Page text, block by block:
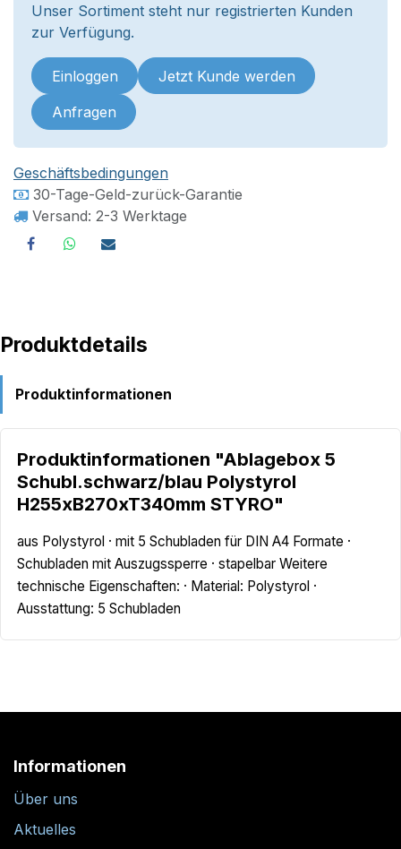
Unser Sortiment steht nur registrierten Kunden
zur Verfügung.
Einloggen Jetzt Kunde werden
Anfragen
Geschäftsbedingungen
30-Tage-Geld-zurück-Garantie
Versand: 2-3 Werktage
Produktdetails
Produktinformationen
Produktinformationen "Ablagebox 5
Schubl.schwarz/blau Polystyrol
H255xB270xT340mm STYRO"
aus Polystyrol · mit 5 Schubladen für DIN A4 Formate ·
Schubladen mit Auszugssperre · stapelbar Weitere
technische Eigenschaften: · Material: Polystyrol ·
Ausstattung: 5 Schubladen
Informationen
Über uns
Aktuelles